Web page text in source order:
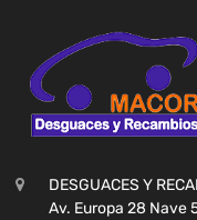
DESGUACES Y
Av. Europa 28 Nave